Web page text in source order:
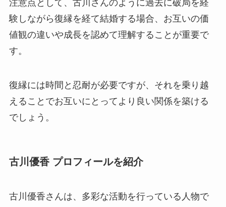
注意点として、古川さんのように過去に破局を経
験しながら復縁を経て結婚する場合、お互いの価
値観の違いや成長を認めて理解することが重要で
す。
復縁には時間と忍耐が必要ですが、それを乗り越
えることでお互いにとってより良い関係を築ける
でしょう。
古川優香 プロフィールを紹介
古川優香さんは、多彩な活動を行っている人物で